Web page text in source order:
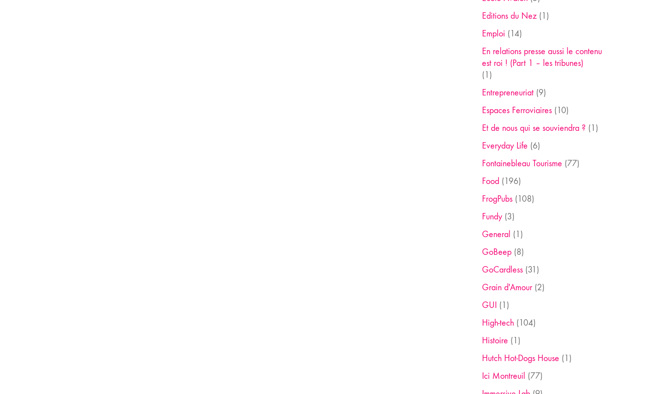
Editions du Nez(1)
Emploi (14)
En relations presse aussi le contenu
est roi ! (Part 1 – les tribunes)
(1)
Entrepreneuriat(9)
Espaces Ferroviaires(10)
Et de nous qui se souviendra ? (1)
Everyday Life (6)
Fontainebleau Tourisme (77)
Food (196)
FrogPubs(108)
Fundy(3)
General (1)
GoBeep(8)
GoCardless(31)
Grain d'Amour(2)
GUI (1)
High-tech(104)
Histoire (1)
Hutch Hot-Dogs House (1)
Ici Montreuil (77)